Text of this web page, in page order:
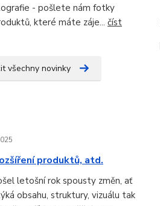
- pošlete nám fotky
které máte záje... číst
všechny novinky
produktů, atd.
letošní rok spousty změn, ať
obsahu, struktury, vizuálu tak